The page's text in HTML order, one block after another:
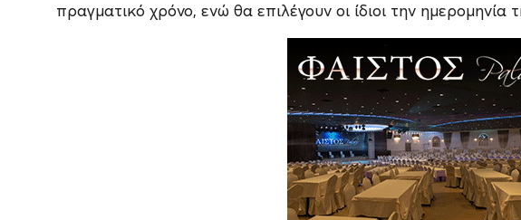
πραγματικό χρόνο, ενώ θα επιλέγουν οι ίδιοι την ημερομηνία